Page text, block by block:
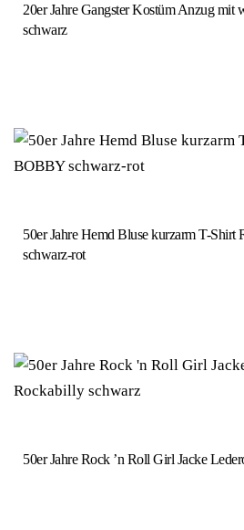
20er Jahre Gangster Kostüm Anzug mit
schwarz
50er Jahre Hemd Bluse kurzarm T-
schwarz-rot
50er Jahre Rock ’n Roll Girl Jacke